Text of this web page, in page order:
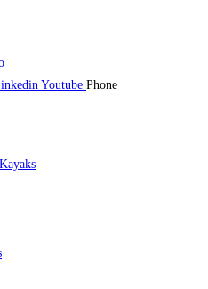
Youtube Phone